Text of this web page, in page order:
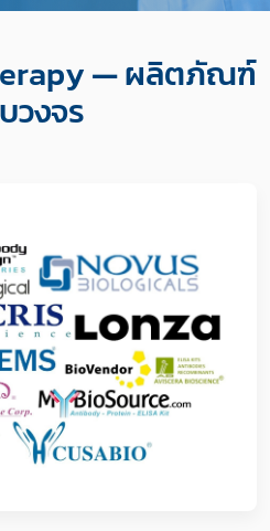
— ผลิตภัณฑ์
วงจร